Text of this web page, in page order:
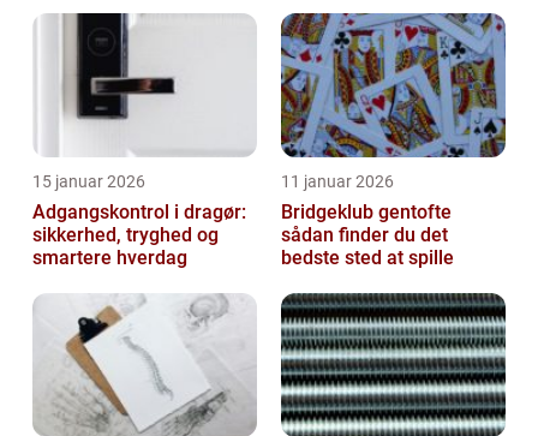
15 januar 2026
Adgangskontrol i dragør:
sikkerhed, tryghed og
smartere hverdag
11 januar 2026
Bridgeklub gentofte
sådan finder du det
bedste sted at spille